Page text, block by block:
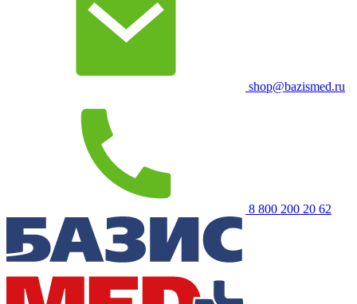
shop@bazismed.ru
8 800 200 20 62